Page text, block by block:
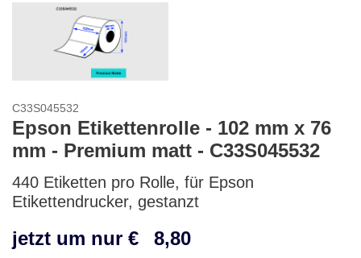
C33S045532
Epson Etikettenrolle - 102 mm x 76
mm - Premium matt - C33S045532
440 Etiketten pro Rolle, für Epson
Etikettendrucker, gestanzt
jetzt um nur € 8,80